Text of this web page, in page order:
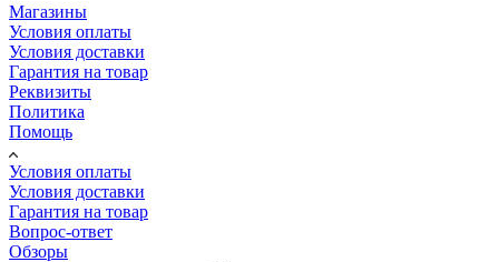
Магазины
Условия оплаты
Условия доставки
Гарантия на товар
Реквизиты
Политика
Помощь
Условия оплаты
Условия доставки
Гарантия на товар
Вопрос-ответ
Обзоры